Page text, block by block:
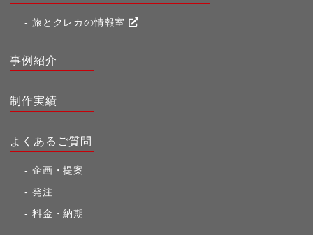
旅とクレカの情報室
事例紹介
制作実績
よくあるご質問
企画・提案
発注
料金・納期